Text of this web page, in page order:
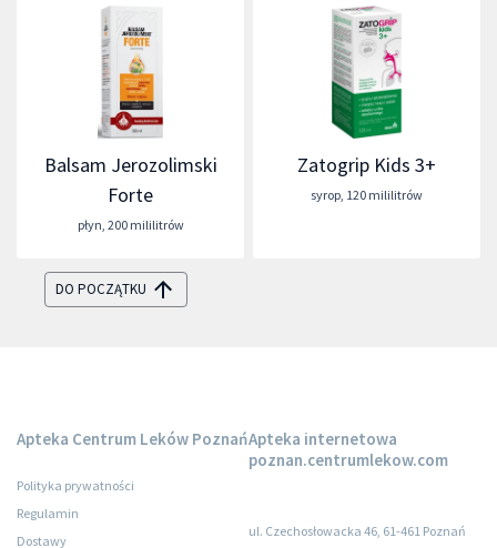
Balsam Jerozolimski
Forte
płyn, 200 mililitrów
Zatogrip Kids 3+
syrop, 120 mililitrów
DO POCZĄTKU
Apteka Centrum Leków Poznań
Polityka prywatności
Regulamin
Dostawy
Apteka internetowa
poznan.centrumlekow.com
ul. Czechosłowacka 46, 61-461 Poznań